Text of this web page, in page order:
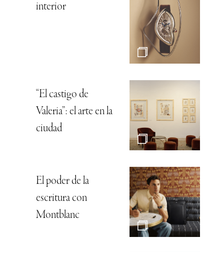
interior
“El castigo de
Valeria”: el arte en la
ciudad
El poder de la
escritura con
Montblanc